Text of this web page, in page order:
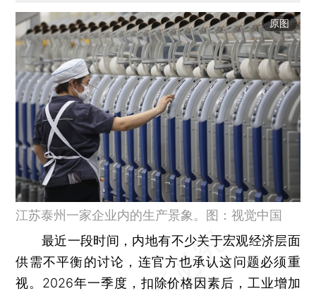
原图
江苏泰州一家企业内的生产景象。图：视觉中国
最近一段时间，内地有不少关于宏观经济层面
供需不平衡的讨论，连官方也承认这问题必须重
视。2026年一季度，扣除价格因素后，工业增加